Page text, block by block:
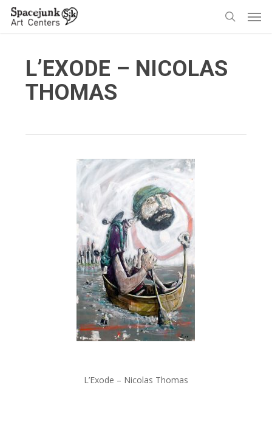
Skip
L’EXODE – NICOLAS
THOMAS
L’Exode – Nicolas Thomas